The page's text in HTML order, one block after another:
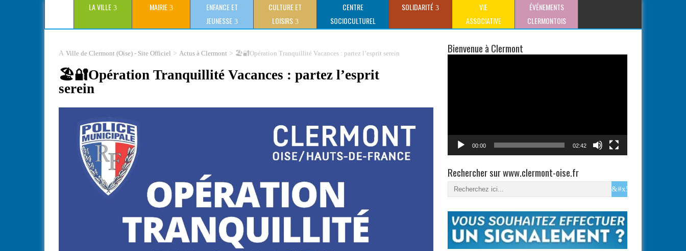
LA VILLE MAIRIE
ENFANCE ET
JEUNESSE
CULTURE ET
LOISIRS
CENTRE
SOCIOCULTUREL
SOLIDARITÉ
VIE
ASSOCIATIVE
ÉVÉNEMENTS
CLERMONTOIS
Ville de Clermont (Oise) - Site Officiel > Actus à Clermont > 🏖️🔐Opération Tranquillité Vacances : partez l’esprit serein
🏖️🔐Opération Tranquillité Vacances : partez l’esprit
serein
Bienvenue à Clermont
00:00 02:42
Rechercher sur www.clermont-oise.fr